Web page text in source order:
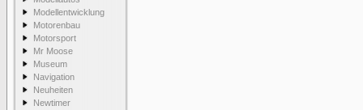
Modellentwicklung
Motorenbau
Motorsport
Mr Moose
Museum
Navigation
Neuheiten
Newtimer